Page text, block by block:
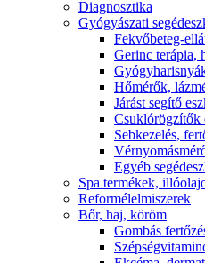
Diagnosztika
Gyógyászati
Fekvőbeteg-
Gerinc terápia,
Hőmérők,
Járást segítő
Csuklórögzítők
Sebkezelés,
Egyéb
Spa termékek,
Reformélelmiszerek
Bőr, haj, köröm
Gombás